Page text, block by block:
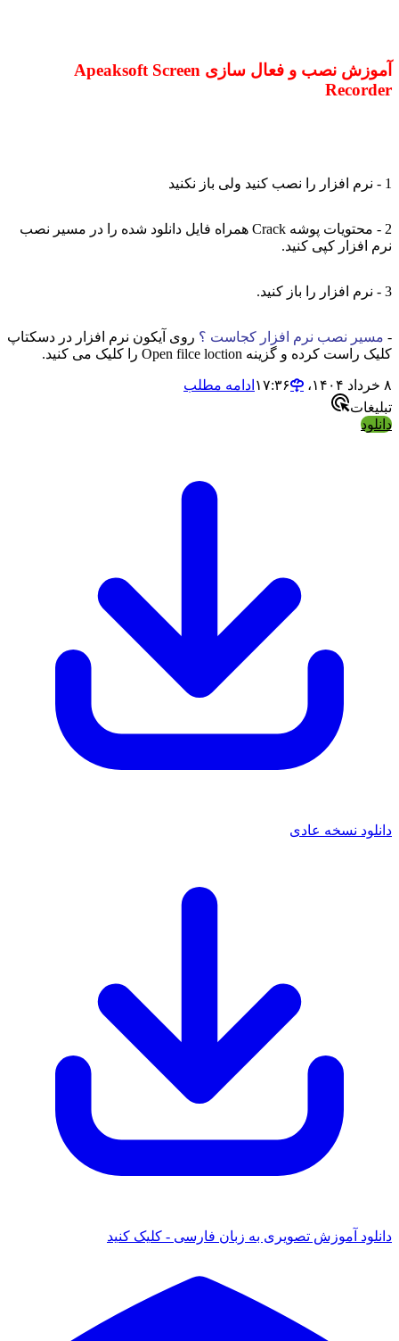
آموزش نصب و فعال سازی Apeaksoft Screen
Recorder
1 - نرم افزار را نصب کنید ولی باز نکنید
2 - محتویات پوشه Crack همراه فایل دانلود شده را در مسیر نصب
نرم افزار کپی کنید.
3 - نرم افزار را باز کنید.
- مسیر نصب نرم افزار کجاست ؟ روی آیکون نرم افزار در دسکتاپ
کلیک راست کرده و گزینه Open filce loction را کلیک می کنید.
۸ خرداد ۱۴۰۴،‏ ۱۷:۳۶
ادامه مطلب
تبلیغات
دانلود
دانلود نسخه عادی
دانلود آموزش تصویری به زبان فارسی - کلیک کنید